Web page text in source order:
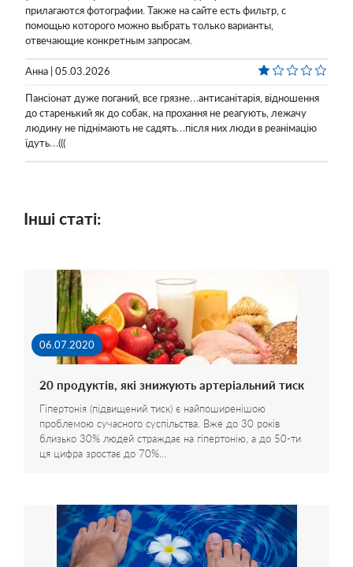
прилагаются фотографии. Также на сайте есть фильтр, с
помощью которого можно выбрать только варианты,
отвечающие конкретным запросам.
Анна | 05.03.2026
Пансіонат дуже поганий, все грязне…антисанітарія, відношення
до старенький як до собак, на прохання не реагують, лежачу
людину не піднімають не садять…після них люди в реанімацію
їдуть…(((
Інші статі:
06.07.2020
20 продуктів, які знижують артеріальний тиск
Гіпертонія (підвищений тиск) є найпоширенішою
проблемою сучасного суспільства. Вже до 30 років
близько 30% людей страждає на гіпертонію, а до 50-ти
ця цифра зростає до 70%…